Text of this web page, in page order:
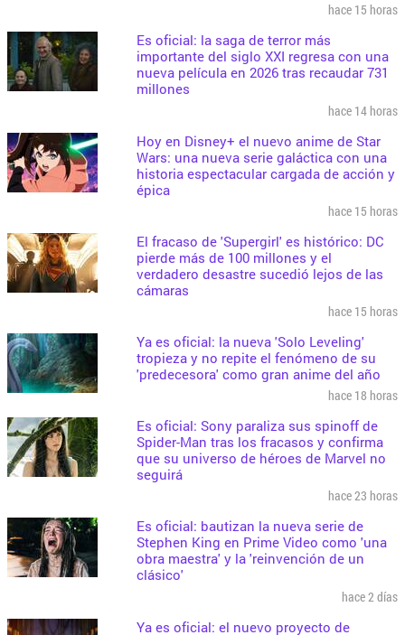
hace 15 horas
Es oficial: la saga de terror más
importante del siglo XXI regresa con una
nueva película en 2026 tras recaudar 731
millones
hace 14 horas
Hoy en Disney+ el nuevo anime de Star
Wars: una nueva serie galáctica con una
historia espectacular cargada de acción y
épica
hace 15 horas
El fracaso de 'Supergirl' es histórico: DC
pierde más de 100 millones y el
verdadero desastre sucedió lejos de las
cámaras
hace 15 horas
Ya es oficial: la nueva 'Solo Leveling'
tropieza y no repite el fenómeno de su
'predecesora' como gran anime del año
hace 18 horas
Es oficial: Sony paraliza sus spinoff de
Spider-Man tras los fracasos y confirma
que su universo de héroes de Marvel no
seguirá
hace 23 horas
Es oficial: bautizan la nueva serie de
Stephen King en Prime Video como 'una
obra maestra' y la 'reinvención de un
clásico'
hace 2 días
Ya es oficial: el nuevo proyecto de